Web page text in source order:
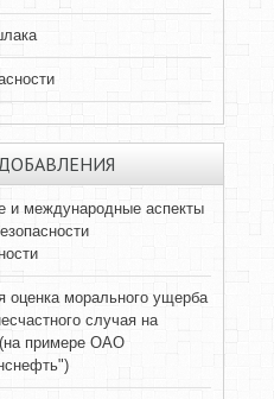
и международные аспекты
оценка морального ущерба
случая на
(на примере ОАО